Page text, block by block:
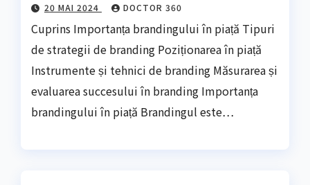
20 MAI 2024 DOCTOR 360
Cuprins Importanța brandingului în piață Tipuri
de strategii de branding Poziționarea în piață
Instrumente și tehnici de branding Măsurarea și
evaluarea succesului în branding Importanța
brandingului în piață Brandingul este…